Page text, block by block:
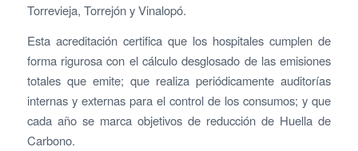
Torrevieja, Torrejón y Vinalopó.
Esta acreditación certifica que los hospitales cumplen de
forma rigurosa con el cálculo desglosado de las emisiones
totales que emite; que realiza periódicamente auditorías
internas y externas para el control de los consumos; y que
cada año se marca objetivos de reducción de Huella de
Carbono.